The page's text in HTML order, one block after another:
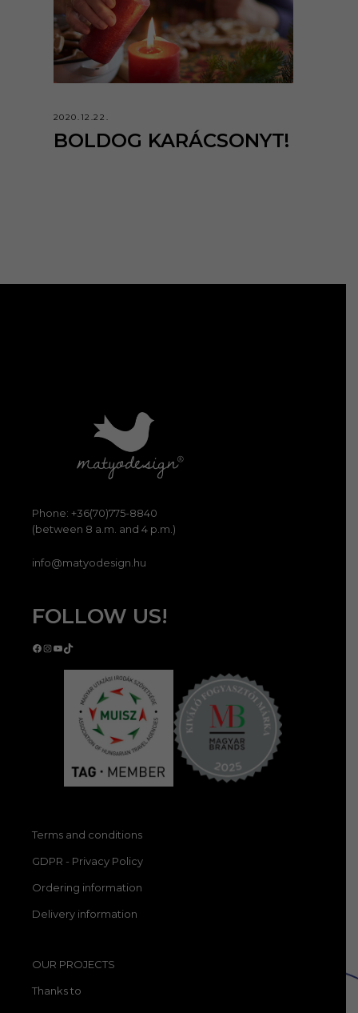
2020.12.22.
BOLDOG KARÁCSONYT!
Phone: +36(70)775-8840
(between 8 a.m. and 4 p.m.)
info@matyodesign.hu
FOLLOW US!
Facebook
Instagram
YouTube
TikTok
Terms and conditions
GDPR - Privacy Policy
Ordering information
Delivery information
OUR PROJECTS
Thanks to